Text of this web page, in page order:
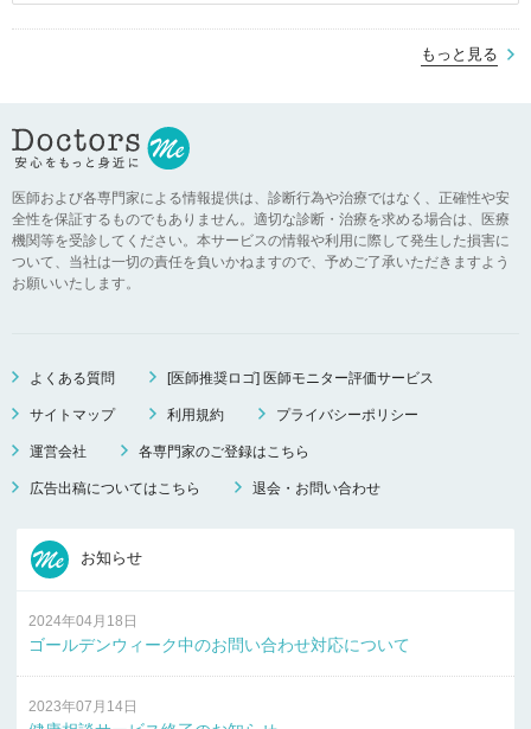
もっと見る
医師および各専門家による情報提供は、診断行為や治療ではなく、正確性や安
全性を保証するものでもありません。適切な診断・治療を求める場合は、医療
機関等を受診してください。本サービスの情報や利用に際して発生した損害に
ついて、当社は一切の責任を負いかねますので、予めご了承いただきますよう
お願いいたします。
よくある質問 [医師推奨ロゴ] 医師モニター評価サービス
サイトマップ 利用規約 プライバシーポリシー
運営会社 各専門家のご登録はこちら
広告出稿についてはこちら 退会・お問い合わせ
お知らせ
2024年04月18日
ゴールデンウィーク中のお問い合わせ対応について
2023年07月14日